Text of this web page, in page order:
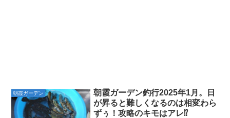
朝霞ガーデン
朝霞ガーデン釣行2025年1月。日
が昇ると難しくなるのは相変わら
ずぅ！攻略のキモはアレ⁉